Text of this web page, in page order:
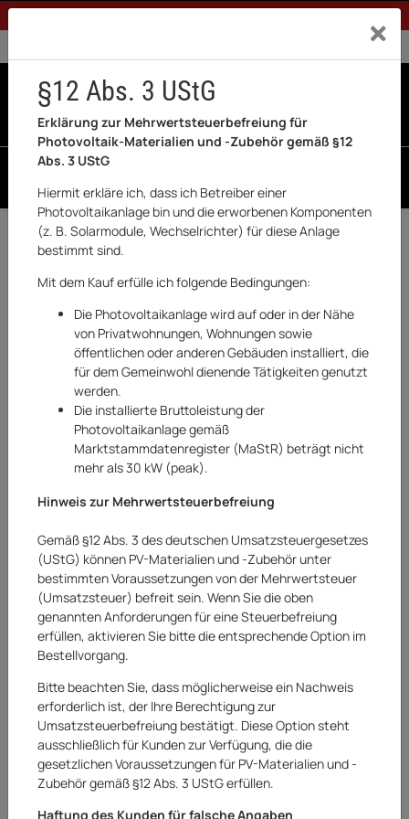
1% Rabatt bei Banküberweisung (Privatkunden)Exklusiv
Zurück Sungrow
Sungrow
Sungrow Hybrid Wechselrichter 15kW
Notstrom SH15T
Art.Nr.: 20241872AR
2.038,00 €
§12 Abs. 3 UStG
Erklärung zur Mehrwertsteuerbefreiung für
Photovoltaik-Materialien und -Zubehör gemäß §12
Abs. 3 UStG
Hiermit erkläre ich, dass ich Betreiber einer
Photovoltaikanlage bin und die erworbenen Komponenten
(z. B. Solarmodule, Wechselrichter) für diese Anlage
bestimmt sind.
Mit dem Kauf erfülle ich folgende Bedingungen:
Die Photovoltaikanlage wird auf oder in der Nähe
von Privatwohnungen, Wohnungen sowie
öffentlichen oder anderen Gebäuden installiert, die
für dem Gemeinwohl dienende Tätigkeiten genutzt
werden.
Die installierte Bruttoleistung der
Photovoltaikanlage gemäß
Marktstammdatenregister (MaStR) beträgt nicht
mehr als 30 kW (peak).
Hinweis zur Mehrwertsteuerbefreiung
Gemäß §12 Abs. 3 des deutschen Umsatzsteuergesetzes
(UStG) können PV-Materialien und -Zubehör unter
bestimmten Voraussetzungen von der Mehrwertsteuer
(Umsatzsteuer) befreit sein. Wenn Sie die oben
genannten Anforderungen für eine Steuerbefreiung
erfüllen, aktivieren Sie bitte die entsprechende Option im
Bestellvorgang.
Bitte beachten Sie, dass möglicherweise ein Nachweis
erforderlich ist, der Ihre Berechtigung zur
Umsatzsteuerbefreiung bestätigt. Diese Option steht
ausschließlich für Kunden zur Verfügung, die die
gesetzlichen Voraussetzungen für PV-Materialien und -
Zubehör gemäß §12 Abs. 3 UStG erfüllen.
Haftung des Kunden für falsche Angaben